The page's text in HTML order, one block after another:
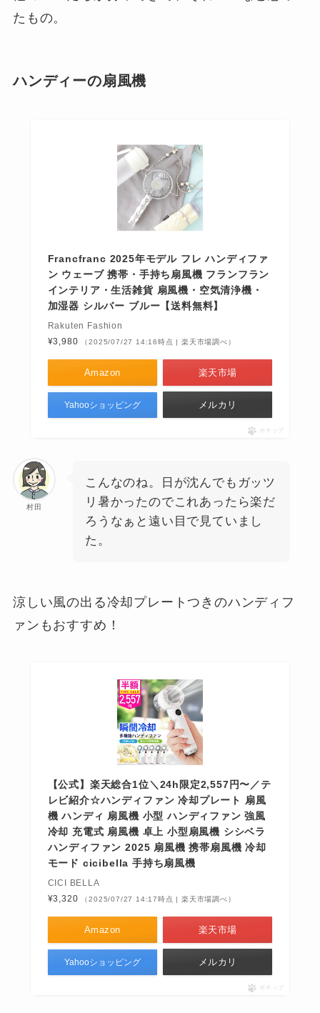
たもの。
ハンディーの扇風機
Francfranc 2025年モデル フレ ハンディファ
ン ウェーブ 携帯・手持ち扇風機 フランフラン
インテリア・生活雑貨 扇風機・空気清浄機・
加湿器 シルバー ブルー【送料無料】
Rakuten Fashion
¥3,980
（2025/07/27 14:16時点 | 楽天市場調べ）
Amazon 楽天市場
Yahooショッピング メルカリ
ポチップ
村田
こんなのね。日が沈んでもガッツ
リ暑かったのでこれあったら楽だ
ろうなぁと遠い目で見ていまし
た。
涼しい風の出る冷却プレートつきのハンディフ
ァンもおすすめ！
【公式】楽天総合1位＼24h限定2,557円〜／テ
レビ紹介☆ハンディファン 冷却プレート 扇風
機 ハンディ 扇風機 小型 ハンディファン 強風
冷却 充電式 扇風機 卓上 小型扇風機 シシベラ
ハンディファン 2025 扇風機 携帯扇風機 冷却
モード cicibella 手持ち扇風機
CICI BELLA
¥3,320
（2025/07/27 14:17時点 | 楽天市場調べ）
Amazon 楽天市場
Yahooショッピング メルカリ
ポチップ